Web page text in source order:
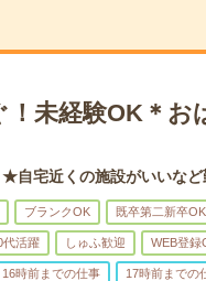
！未経験OK＊お
宅近くの施設がいいなど
ブランクOK 既卒第二新卒OK
代活躍 しゅふ歓迎 WEB登録
16時前までの仕事 17時前までの